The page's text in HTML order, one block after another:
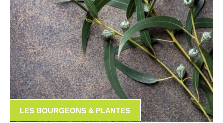
LES BOURGEONS & PLANTES